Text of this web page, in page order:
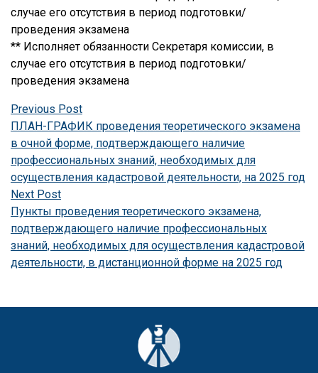
случае его отсутствия в период подготовки/
проведения экзамена
** Исполняет обязанности Секретаря комиссии, в
случае его отсутствия в период подготовки/
проведения экзамена
Навигация
по
записям
Previous PostPrevious
post:
ПЛАН-ГРАФИК проведения теоретического экзамена
в очной форме, подтверждающего наличие
профессиональных знаний, необходимых для
осуществления кадастровой деятельности, на 2025 год
Next PostNext
post:
Пункты проведения теоретического экзамена,
подтверждающего наличие профессиональных
знаний, необходимых для осуществления кадастровой
деятельности, в дистанционной форме на 2025 год